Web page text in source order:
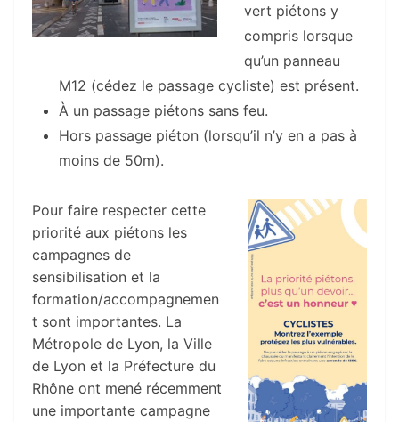
vert piétons y
compris lorsque
qu’un panneau
M12 (cédez le passage cycliste) est présent.
À un passage piétons sans feu.
Hors passage piéton (lorsqu’il n’y en a pas à
moins de 50m).
Pour faire respecter cette
priorité aux piétons les
campagnes de
sensibilisation et la
formation/accompagnemen
t sont importantes. La
Métropole de Lyon, la Ville
de Lyon et la Préfecture du
Rhône ont mené récemment
une importante campagne